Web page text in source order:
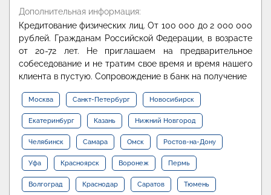
Дополнительная информация:
Кредитование физических лиц. От 100 000 до 2 000 000
рублей. Гражданам Российской Федерации, в возрасте
от 20-72 лет. Не приглашаем на предварительное
собеседование и не тратим свое время и время нашего
клиента в пустую. Сопровождение в банк на получение
Москва Санкт-Петербург Новосибирск
Екатеринбург Казань Нижний Новгород
Челябинск Самара Омск Ростов-на-Дону
Уфа Красноярск Воронеж Пермь
Волгоград Краснодар Саратов Тюмень